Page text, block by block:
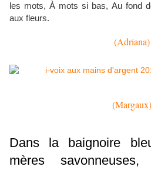
les mots, À mots si bas, Au fond
aux fleurs.
(Adriana)
(Margaux)
Dans la baignoire
mères